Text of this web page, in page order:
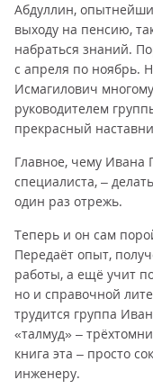
Абдуллин,
выходу на пенсию,
набраться знаний.
с апреля по ноябрь.
Исмагилович
руководителем
прекрасный
Главное, чему Ивана
специалиста, –
один раз отрежь.
Теперь и он сам
Передаёт опыт,
работы, а ещё учит
но и справочной
трудится группа
«талмуд» –
книга эта – просто
инженеру.